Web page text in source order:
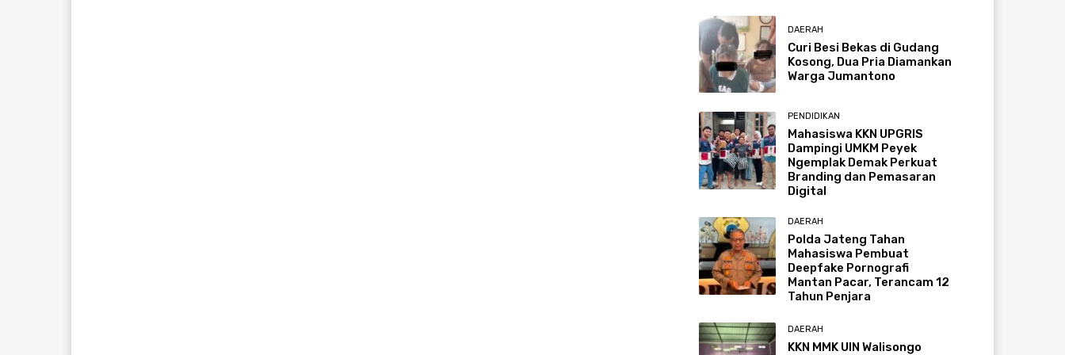
DAERAH
Curi Besi Bekas di Gudang
Kosong, Dua Pria Diamankan
Warga Jumantono
PENDIDIKAN
Mahasiswa KKN UPGRIS
Dampingi UMKM Peyek
Ngemplak Demak Perkuat
Branding dan Pemasaran
Digital
DAERAH
Polda Jateng Tahan
Mahasiswa Pembuat
Deepfake Pornografi
Mantan Pacar, Terancam 12
Tahun Penjara
DAERAH
KKN MMK UIN Walisongo